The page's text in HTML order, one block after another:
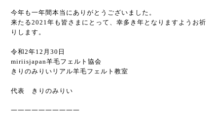
今年も一年間本当にありがとうございました。
来たる2021年も皆さまにとって、幸多き年となりますようお祈
りします。
令和2年12月30日
miriisjapan羊毛フェルト協会
きりのみりいリアル羊毛フェルト教室
代表 きりのみりい
一一一一一一一一一一